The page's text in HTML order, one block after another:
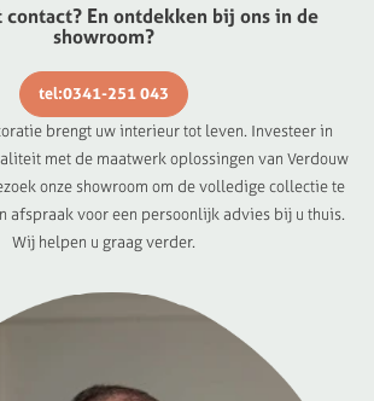
En ontdekken bij ons in de
showroom?
tel:0341-251 043
brengt uw interieur tot leven. Investeer in
met de maatwerk oplossingen van Verdouw
onze showroom om de volledige collectie te
afspraak voor een persoonlijk advies bij u thuis.
Wij helpen u graag verder.